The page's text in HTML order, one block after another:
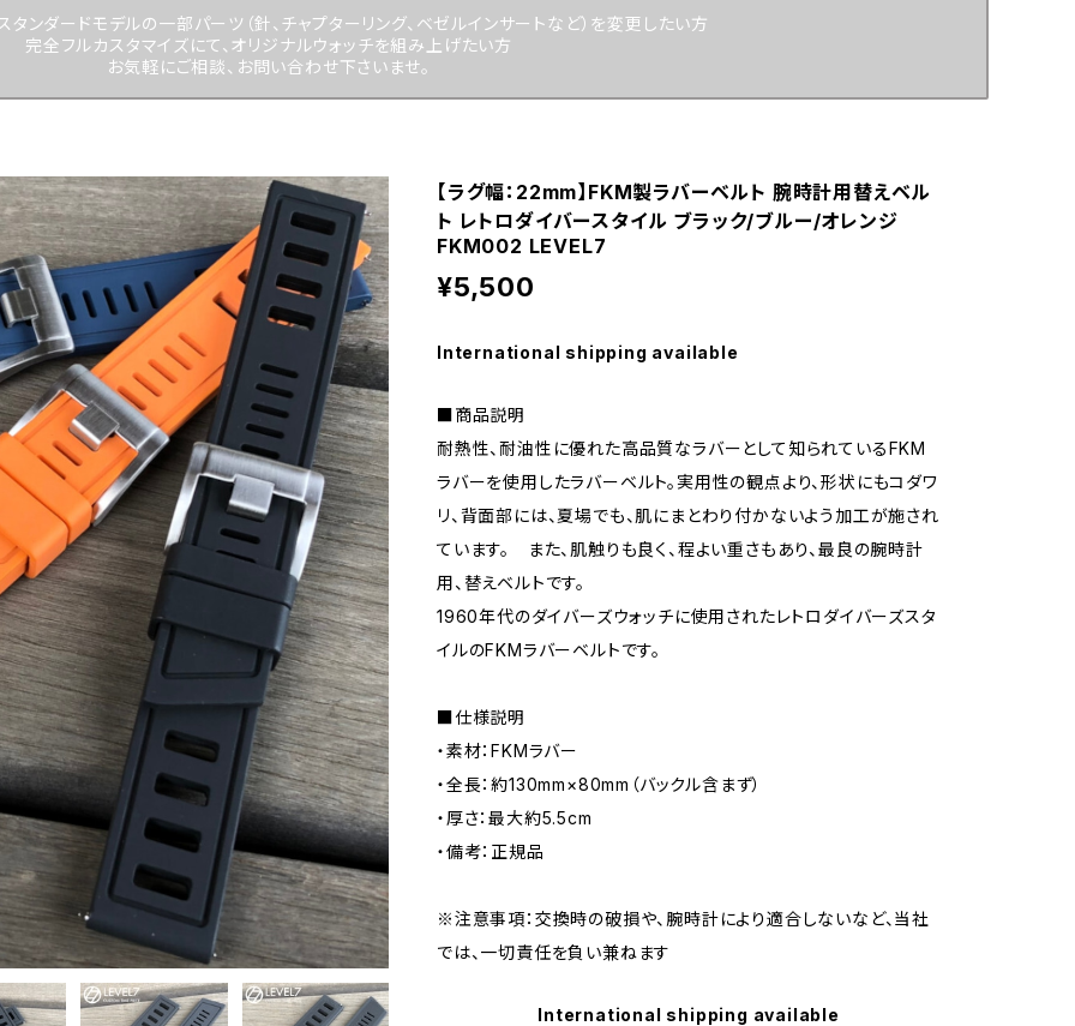
ンダードモデルの一部パーツ（針、チャプターリング、ベゼルインサートなど）を変更したい方
完全フルカスタマイズにて、オリジナルウォッチを組み上げたい方
お気軽にご相談、お問い合わせ下さいませ。
【ラグ幅：22mm】FKM製ラバーベルト 腕時計用替えベル
ト レトロダイバースタイル ブラック/ブルー/オレンジ
FKM002 LEVEL7
¥5,500
International shipping available
■商品説明
耐熱性、耐油性に優れた高品質なラバーとして知られているFKM
ラバーを使用したラバーベルト。実用性の観点より、形状にもコダワ
リ、背面部には、夏場でも、肌にまとわり付かないよう加工が施され
ています。 また、肌触りも良く、程よい重さもあり、最良の腕時計
用、替えベルトです。
1960年代のダイバーズウォッチに使用されたレトロダイバーズスタ
イルのFKMラバーベルトです。
■仕様説明
・素材：FKMラバー
・全長：約130mm×80mm（バックル含まず）
・厚さ：最大約5.5cm
・備考：正規品
※注意事項：交換時の破損や、腕時計により適合しないなど、当社
では、一切責任を負い兼ねます
International shipping available